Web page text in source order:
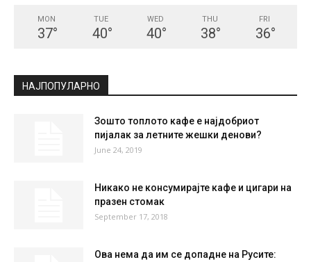
MON
37°
TUE
40°
WED
40°
THU
38°
FRI
36°
НАЈПОПУЛАРНО
Зошто топлото кафе е најдобриот
пијалак за летните жешки денови?
June 24, 2019
Никако не консумирајте кафе и цигари на
празен стомак
September 17, 2018
Ова нема да им се допадне на Русите: